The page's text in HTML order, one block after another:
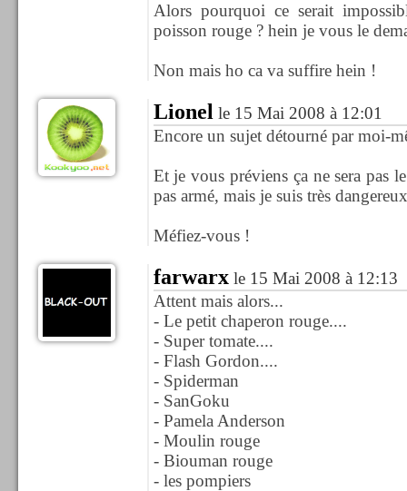
Alors pourquoi ce serait
poisson rouge ? hein je vous le
Non mais ho ca va suffire hein !
Lionel le 15 Mai 2008 à 12:01
Encore un sujet détourné par moi-
Et je vous préviens ça ne sera pas
pas armé, mais je suis très
Méfiez-vous !
farwarxle 15 Mai 2008 à 12:13
Attent mais alors...
- Le petit chaperon rouge....
- Super tomate....
- Flash Gordon....
- Spiderman
- SanGoku
- Pamela Anderson
- Moulin rouge
- Biouman rouge
- les pompiers